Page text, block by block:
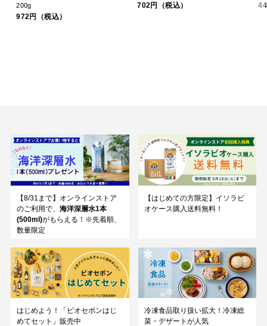
200g
972円（税込）
702円（税込）
【8/31まで】オンラインストア
のご利用で、 海洋深層水1本
(500ml)がもらえる！※先着順、
数量限定
【はじめての方限定】イソラビ
オケース購入送料無料！
はじめよう！「ビオセボンはじ
めてセット」販売中
冷凍食品取り扱い拡大！冷凍総
菜・デザートが人気